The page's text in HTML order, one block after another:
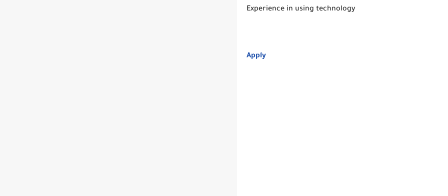
Experience in using technology
Apply